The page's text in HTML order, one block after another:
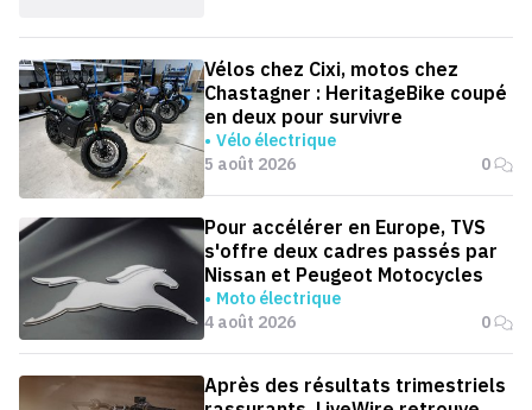
Vélos chez Cixi, motos chez
Chastagner : HeritageBike coupé
en deux pour survivre
Vélo électrique
5 août 2026
0
Pour accélérer en Europe, TVS
s'offre deux cadres passés par
Nissan et Peugeot Motocycles
Moto électrique
4 août 2026
0
Après des résultats trimestriels